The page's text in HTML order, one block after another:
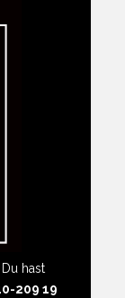
Du hast
209 19